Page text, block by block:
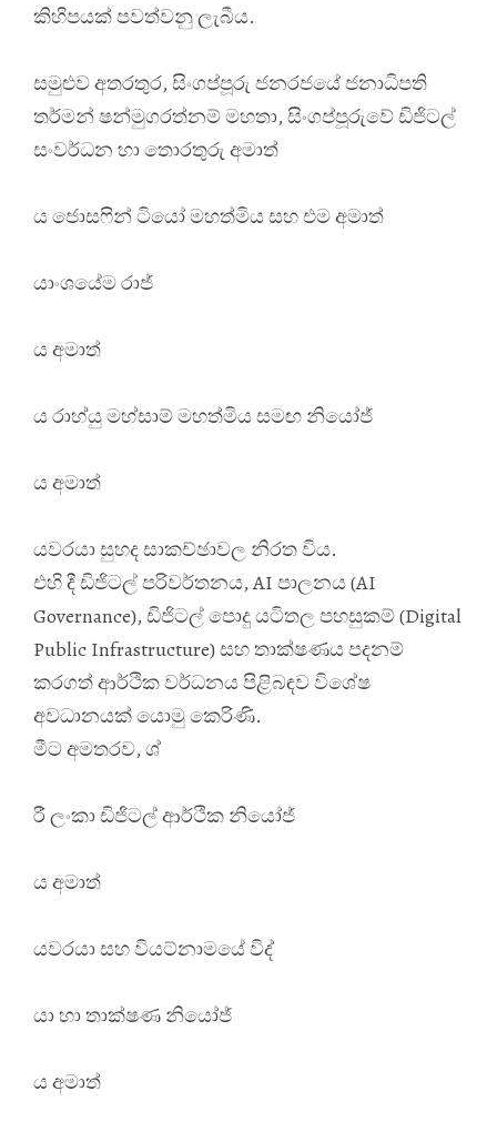
කිහිපයක් පවත්වනු ලැබීය.
සමුළුව අතරතුර, සිංගප්පූරු ජනරජයේ ජනාධිපති
තර්මන් ෂන්මුගරත්නම් මහතා, සිංගප්පූරුවේ ඩිජිටල්
සංවර්ධන හා තොරතුරු අමාත්
ය ජොසෆින් ටියෝ මහත්මිය සහ එම අමාත්
යාංශයේම රාජ්
ය අමාත්
ය රාහ්යු මහ්සාම් මහත්මිය සමඟ නියෝජ්
ය අමාත්
යවරයා සුහද සාකච්ඡාවල නිරත විය.
එහි දී ඩිජිටල් පරිවර්තනය, AI පාලනය (AI
Governance), ඩිජිටල් පොදු යටිතල පහසුකම් (Digital
Public Infrastructure) සහ තාක්ෂණය පදනම්
කරගත් ආර්ථික වර්ධනය පිළිබඳව විශේෂ
අවධානයක් යොමු කෙරිණි.
මීට අමතරව, ශ්
රී ලංකා ඩිජිටල් ආර්ථික නියෝජ්
ය අමාත්
යවරයා සහ වියට්නාමයේ විද්
යා හා තාක්ෂණ නියෝජ්
ය අමාත්